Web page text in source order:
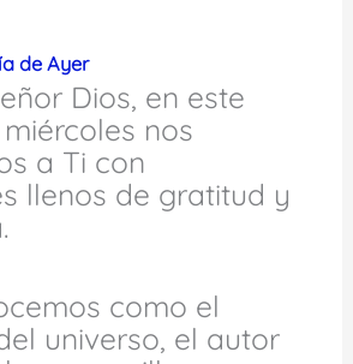
de Ayer
Dios, en este
nos
a Ti con
llenos de gratitud y
como el
universo, el autor